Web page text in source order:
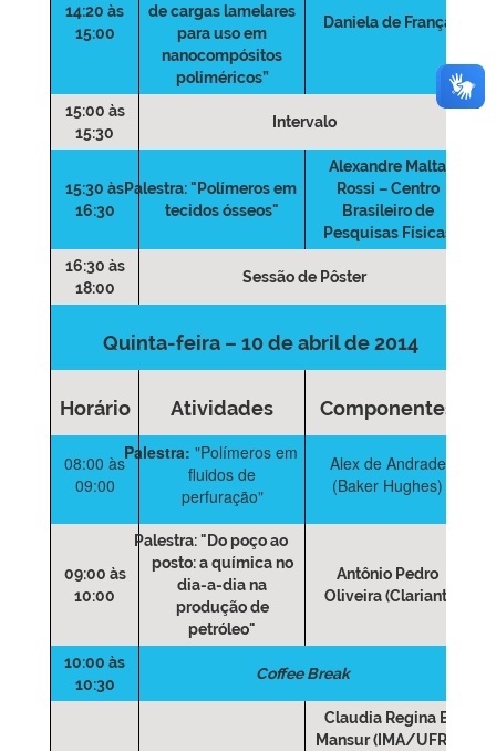
14:20 às
15:00
de cargas lamelares
para uso em
nanocompósitos
poliméricos”
Daniela de França
15:00 às
15:30
Intervalo
15:30 às
16:30
Palestra:"Polímeros em
tecidos ósseos"
Alexandre Malta
Rossi – Centro
Brasileiro de
Pesquisas Físicas
16:30 às
18:00
Sessão de Pôster
Quinta-feira – 10 de abril de 2014
Horário Atividades Componentes
08:00 às
09:00
Palestra: "Polímeros em
fluidos de
perfuração"
Alex de Andrade
(Baker Hughes)
09:00 às
10:00
Palestra:"Do poço ao
posto: a química no
dia-a-dia na
produção de
petróleo"
Antônio Pedro
Oliveira (Clariant)
10:00 às
10:30
Coffee Break
Claudia Regina E.
Mansur (IMA/UFRJ)